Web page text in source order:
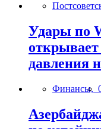
Удары по
давления
Финансы,